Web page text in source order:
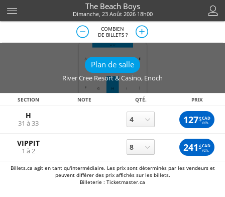
The Beach Boys
Dimanche, 23 Août 2026 18h00
COMBIEN
DE BILLETS ?
Plan de salle
River Cree Resort & Casino, Enoch
SECTION NOTE QTÉ. PRIX
H
31 à 33 127$CAD
/ch.
VIPPIT
1 à 2 241$CAD
/ch.
Billets.ca agit en tant qu'intermédiaire. Les prix sont déterminés par les vendeurs et
peuvent différer des prix affichés sur les billets.
Billeterie : Ticketmaster.ca